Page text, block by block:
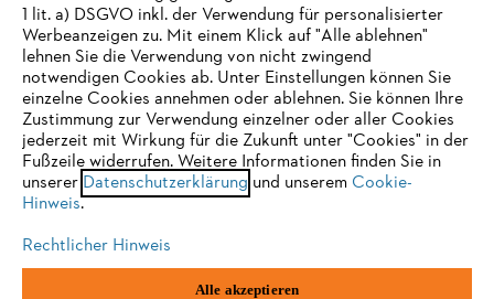
Service
Datenschutzrichtlinien Impressum Cookies
IHR BROWSER WIRD NICHT
UNTERSTÜTZT
Sie nutzen einen Browser, den wir noch nicht unterstützen. Für
eine optimale Nutzung unserer Seite empfehlen wir Ihnen, zu
einem der folgenden Browser zu wechseln:
Firefox Chrome
1 lit. a) DSGVO inkl. der Verwendung für personalisierter
Werbeanzeigen zu. Mit einem Klick auf "Alle ablehnen"
lehnen Sie die Verwendung von nicht zwingend
notwendigen Cookies ab. Unter Einstellungen können Sie
einzelne Cookies annehmen oder ablehnen. Sie können Ihre
Zustimmung zur Verwendung einzelner oder aller Cookies
jederzeit mit Wirkung für die Zukunft unter "Cookies" in der
Fußzeile widerrufen. Weitere Informationen finden Sie in
unserer Datenschutzerklärung und unserem Cookie-
Hinweis.
Rechtlicher Hinweis
Alle akzeptieren